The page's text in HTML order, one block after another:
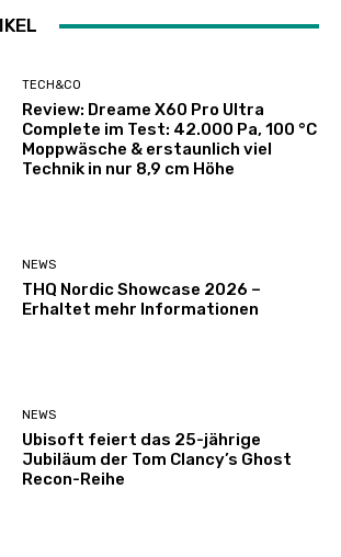
TECH&CO
Review: Dreame X60 Pro Ultra
Complete im Test: 42.000 Pa, 100 °C
Moppwäsche & erstaunlich viel
Technik in nur 8,9 cm Höhe
NEWS
THQ Nordic Showcase 2026 –
Erhaltet mehr Informationen
NEWS
Ubisoft feiert das 25-jährige
Jubiläum der Tom Clancy’s Ghost
Recon-Reihe